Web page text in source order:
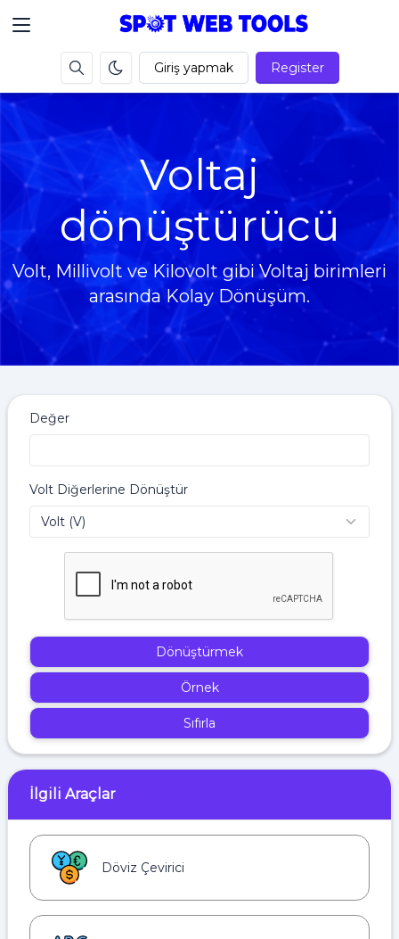
Giriş yapmak Register
Voltaj
dönüştürücü
Volt, Millivolt ve Kilovolt gibi Voltaj birimleri
arasında Kolay Dönüşüm.
Değer
Volt Diğerlerine Dönüştür
Dönüştürmek
Örnek
Sıfırla
İlgili Araçlar
Döviz Çevirici